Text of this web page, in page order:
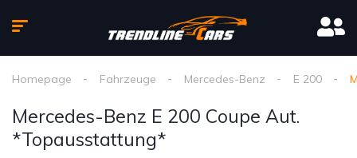
Homepage Fahrzeuge Mercedes-Benz E 200
Mercedes-Benz E 200 Coupe Aut.
*Topausstattung*